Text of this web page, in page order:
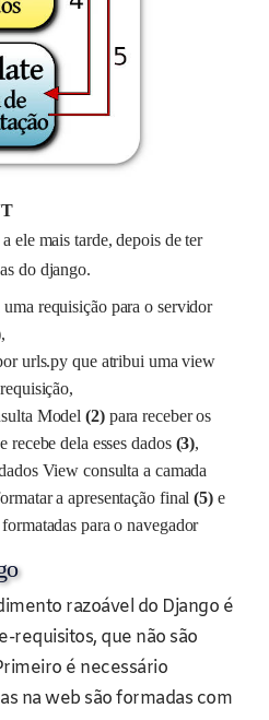
ele mais tarde, depois de ter
do django.
requisição para o servidor
,
urls.py que atribui uma view
Model(2)para receber os
recebe dela esses dados (3),
View consulta a camada
a apresentação final(5)e
para o navegador
razoável do Django é
requisitos, que não são
é necessário
na web são formadas com